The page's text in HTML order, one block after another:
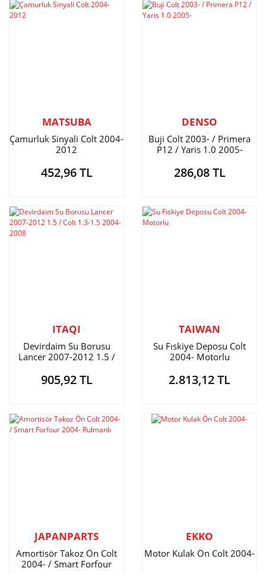
MATSUBA
Çamurluk Sinyali Colt 2004-
2012
452,96 TL
DENSO
Buji Colt 2003- / Primera
P12 / Yaris 1.0 2005-
286,08 TL
ITAQI
Devirdaim Su Borusu
Lancer 2007-2012 1.5 /
905,92 TL
TAIWAN
Su Fıskiye Deposu Colt
2004- Motorlu
2.813,12 TL
JAPANPARTS
Amortisör Takoz Ön Colt
2004- / Smart Forfour
EKKO
Motor Kulak Ön Colt 2004-